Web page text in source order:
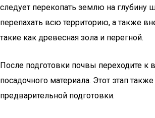
следует перекопать землю на глубину
перепахать всю территорию, а также
такие как древесная зола и перегной.
После подготовки почвы переходите к
посадочного материала. Этот этап также
предварительной подготовки.